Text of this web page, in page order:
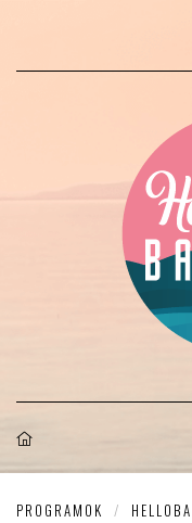
PROGRAMOK /